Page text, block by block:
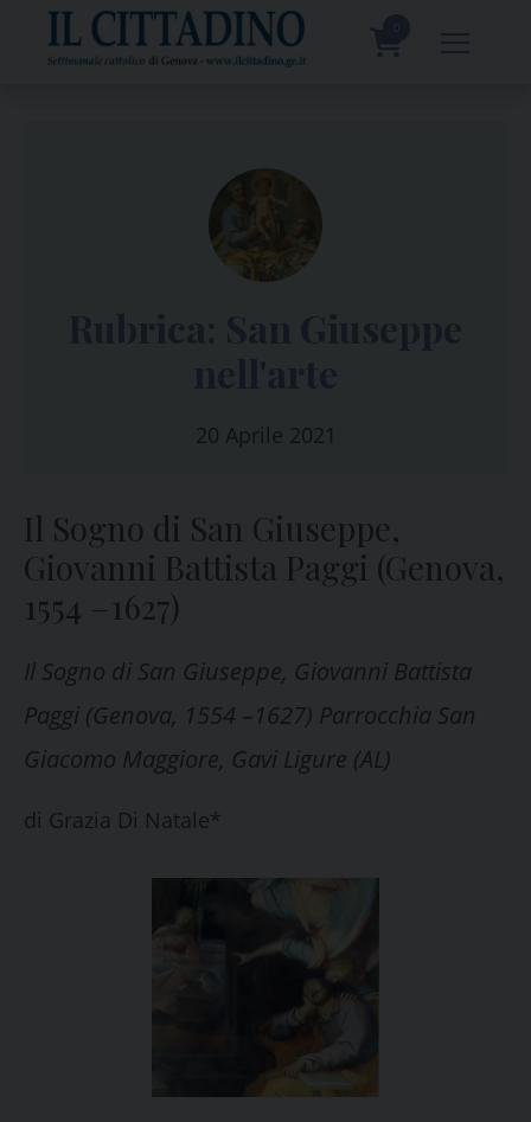
content
20 Aprile 2021
Il Sogno di San Giuseppe,
Giovanni Battista Paggi (Genova,
1554 –1627)
Il Sogno di San Giuseppe, Giovanni Battista
Paggi (Genova, 1554 –1627) Parrocchia San
Giacomo Maggiore, Gavi Ligure (AL)
di Grazia Di Natale*